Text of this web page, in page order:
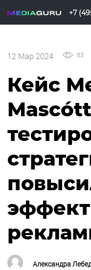
+7
12 Мар 2024 83
Кейс
Александра